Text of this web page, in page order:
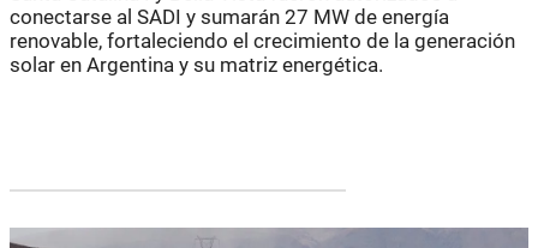
conectarse al SADI y sumarán 27 MW de energía
renovable, fortaleciendo el crecimiento de la generación
solar en Argentina y su matriz energética.